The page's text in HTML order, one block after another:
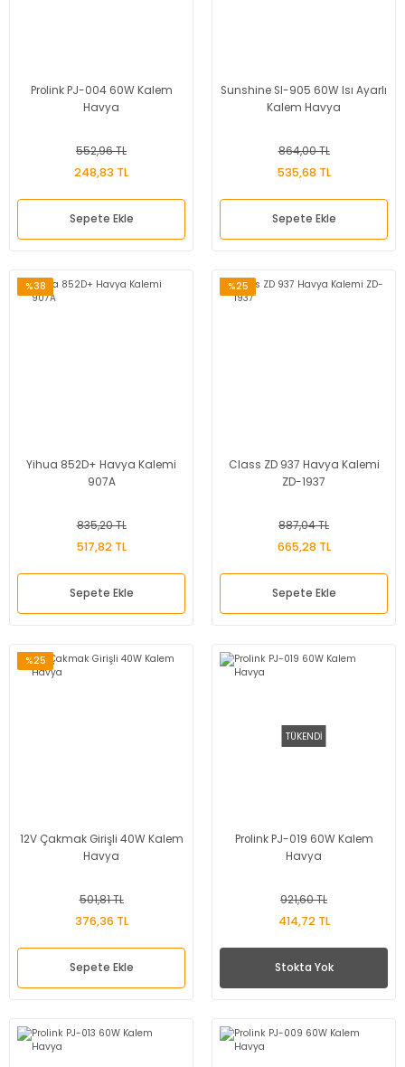
Prolink PJ-004 60W Kalem
Havya
552,96 TL
248,83 TL
Sepete Ekle
Sunshine Sl-905 60W Isı Ayarlı
Kalem Havya
864,00 TL
535,68 TL
Sepete Ekle
%38
Yihua 852D+ Havya Kalemi
907A
835,20 TL
517,82 TL
Sepete Ekle
%25
Class ZD 937 Havya Kalemi
ZD-1937
887,04 TL
665,28 TL
Sepete Ekle
%25
12V Çakmak Girişli 40W Kalem
Havya
501,81 TL
376,36 TL
Sepete Ekle
TÜKENDİ
Prolink PJ-019 60W Kalem
Havya
921,60 TL
414,72 TL
Stokta Yok